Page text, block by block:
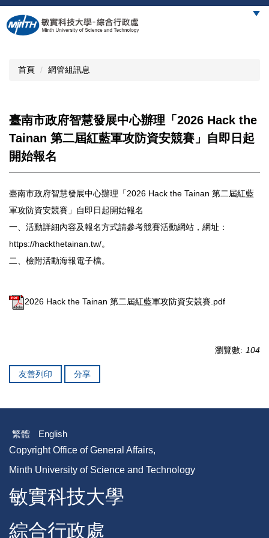
跳
到
主
首頁 網管組訊息
臺南市政府智慧發展中心辦理「2026 Hack the
Tainan 第二屆紅藍軍攻防資安競賽」自即日起
開始報名
臺南市政府智慧發展中心辦理「2026 Hack the Tainan 第二屆紅藍
軍攻防資安競賽」自即日起開始報名
一、活動詳細內容及報名方式請參考競賽活動網站，網址：
https://hackthetainan.tw/。
二、檢附活動海報電子檔。
2026 Hack the Tainan 第二屆紅藍軍攻防資安競賽.pdf
瀏覽數: 104
友善列印 分享
繁體
English
Copyright Office of General Affairs,
Minth University of Science and Technology
敏實科技大學
綜合行政處